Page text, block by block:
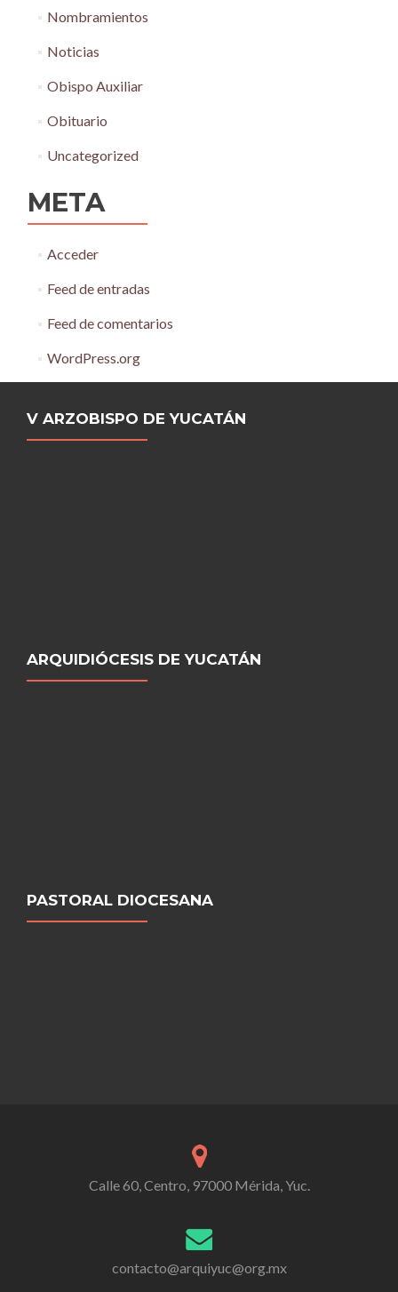
Nombramientos
Noticias
Obispo Auxiliar
Obituario
Uncategorized
META
Acceder
Feed de entradas
Feed de comentarios
WordPress.org
V ARZOBISPO DE YUCATÁN
ARQUIDIÓCESIS DE YUCATÁN
PASTORAL DIOCESANA
Calle 60, Centro, 97000 Mérida, Yuc.
contacto@arquiyuc@org.mx